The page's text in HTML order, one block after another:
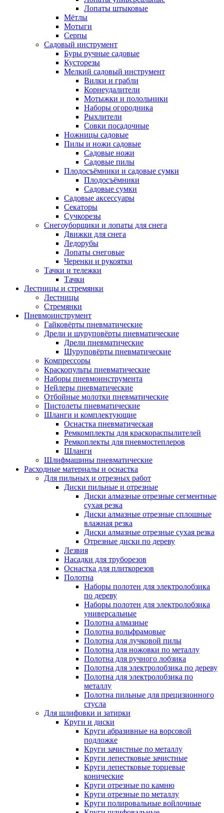
Лопаты штыковые
Мётлы
Мотыги
Серпы
Садовый инструмент
Буры ручные садовые
Кусторезы
Мелкий садовый инструмент
Вилки и грабли
Корнеудалители
Мотыжки и полольники
Наборы огородника
Рыхлители
Совки посадочные
Ножницы садовые
Пилы и ножи садовые
Садовые ножи
Садовые пилы
Плодосъёмники и садовые сумки
Плодосъёмники
Садовые сумки
Садовые аксессуары
Секаторы
Сучкорезы
Снегоуборщики и лопаты для снега
Движки для снега
Ледорубы
Лопаты снеговые
Черенки и рукоятки
Тачки и тележки
Тачки
Лестницы и стремянки
Лестницы
Стремянки
Пневмоинструмент
Гайковёрты пневматические
Дрели и шуруповёрты пневматические
Дрели пневматические
Шуруповёрты пневматические
Компрессоры
Краскопульты пневматические
Наборы пневмоинструмента
Нейлеры пневматические
Отбойные молотки пневматические
Пистолеты пневматические
Шланги и комплектующие
Оснастка пневматическая
Ремкомплекты для краскораспылителей
Ремкоплекты для пневмостеплеров
Шланги
Шлифмашины пневматические
Расходные материалы и оснастка
Для пильных и отрезных работ
Диски пильные и отрезные
Диски алмазные отрезные сегментные
сухая резка
Диски алмазные отрезные сплошные
влажная резка
Диски алмазные отрезные сухая резка
Отрезные диски по дереву
Лезвия
Насадки для труборезов
Оснастка для плиткорезов
Полотна
Наборы полотен для электролобзика
по дереву
Наборы полотен для электролобзика
универсальные
Полотна алмазные
Полотна вольфрамовые
Полотна для лучковой пилы
Полотна для ножовки по металлу
Полотна для ручного лобзика
Полотна для электролобзика по дереву
Полотна для электролобзика по
металлу
Полотна пильные для прецизионного
стусла
Для шлифовки и затирки
Круги и диски
Круги абразивные на ворсовой
подложке
Круги зачистные по металлу
Круги лепестковые зачистные
Круги лепестковые торцевые
конические
Круги отрезные по камню
Круги отрезные по металлу
Круги полировальные войлочные